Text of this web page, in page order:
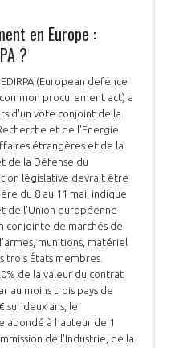
en Europe :
?
(European defence
procurement act) a
d'un vote conjoint de la
et de l'Energie
étrangères et de la
de la Défense du
législative devrait être
du 8 au 11 mai, indique
de l'Union européenne
conjointe de marchés de
munitions, matériel
trois États membres.
de la valeur du contrat
au moins trois pays de
sur deux ans, le
abondé à hauteur de 1
de l'Industrie, de la